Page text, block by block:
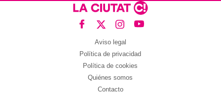
Aviso legal
Política de privacidad
Política de cookies
Quiénes somos
Contacto